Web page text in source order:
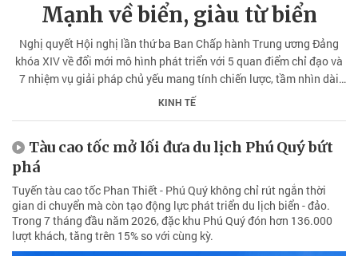
Mạnh về biển, giàu từ biển
Nghị quyết Hội nghị lần thứ ba Ban Chấp hành Trung ương Đảng
khóa XIV về đổi mới mô hình phát triển với 5 quan điểm chỉ đạo và
7 nhiệm vụ giải pháp chủ yếu mang tính chiến lược, tầm nhìn dài
hạn, bao trùm, nhằm hiện thực hóa khát vọng, đưa Việt Nam trở
KINH TẾ
Tàu cao tốc mở lối đưa du lịch Phú Quý bứt
phá
Tuyến tàu cao tốc Phan Thiết - Phú Quý không chỉ rút ngắn thời
gian di chuyển mà còn tạo động lực phát triển du lịch biển - đảo.
Trong 7 tháng đầu năm 2026, đặc khu Phú Quý đón hơn 136.000
lượt khách, tăng trên 15% so với cùng kỳ.